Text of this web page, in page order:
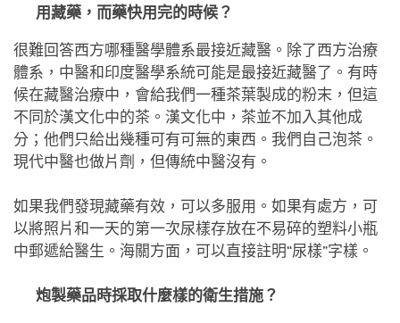
用藏藥，而藥快用完的時候？
很難回答西方哪種醫學體系最接近藏醫。除了西方治療
體系，中醫和印度醫學系統可能是最接近藏醫了。有時
候在藏醫治療中，會給我們一種茶葉製成的粉末，但這
不同於漢文化中的茶。漢文化中，茶並不加入其他成
分；他們只給出幾種可有可無的東西。我們自己泡茶。
現代中醫也做片劑，但傳統中醫沒有。
如果我們發現藏藥有效，可以多服用。如果有處方，可
以將照片和一天的第一次尿樣存放在不易碎的塑料小瓶
中郵遞給醫生。海關方面，可以直接註明“尿樣”字樣。
炮製藥品時採取什麼樣的衛生措施？